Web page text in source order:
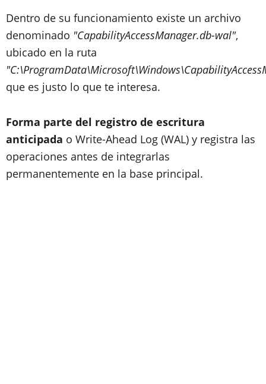
Dentro de su funcionamiento existe un archivo
denominado "CapabilityAccessManager.db-wal",
ubicado en la ruta
que es justo lo que te interesa.
Forma parte del registro de escritura
anticipada o Write-Ahead Log (WAL) y registra las
operaciones antes de integrarlas
permanentemente en la base principal.